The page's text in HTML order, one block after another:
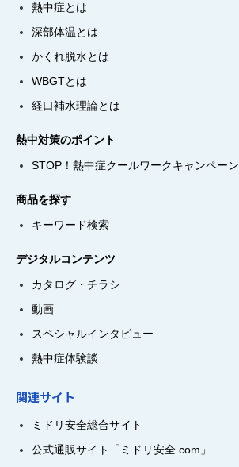
熱中症とは
深部体温とは
かくれ脱水とは
WBGTとは
経口補水理論とは
熱中対策のポイント
STOP！熱中症クールワークキャンペーン
商品を探す
キーワード検索
デジタルコンテンツ
カタログ・チラシ
動画
スペシャルインタビュー
熱中症体験談
関連サイト
ミドリ安全総合サイト
公式通販サイト「ミドリ安全.com」